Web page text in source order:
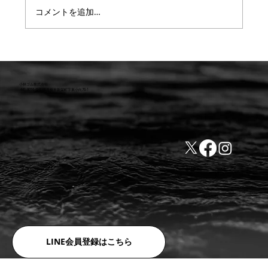
らせ
コメントを追加…
LINE会員登録はこちら
小林ゴム株式会社
441-8016 愛知県豊橋市新栄町字東小向76-1
TEL:0532-31-4646
FAX:0532-32-6810
​会社概要
​利用規約